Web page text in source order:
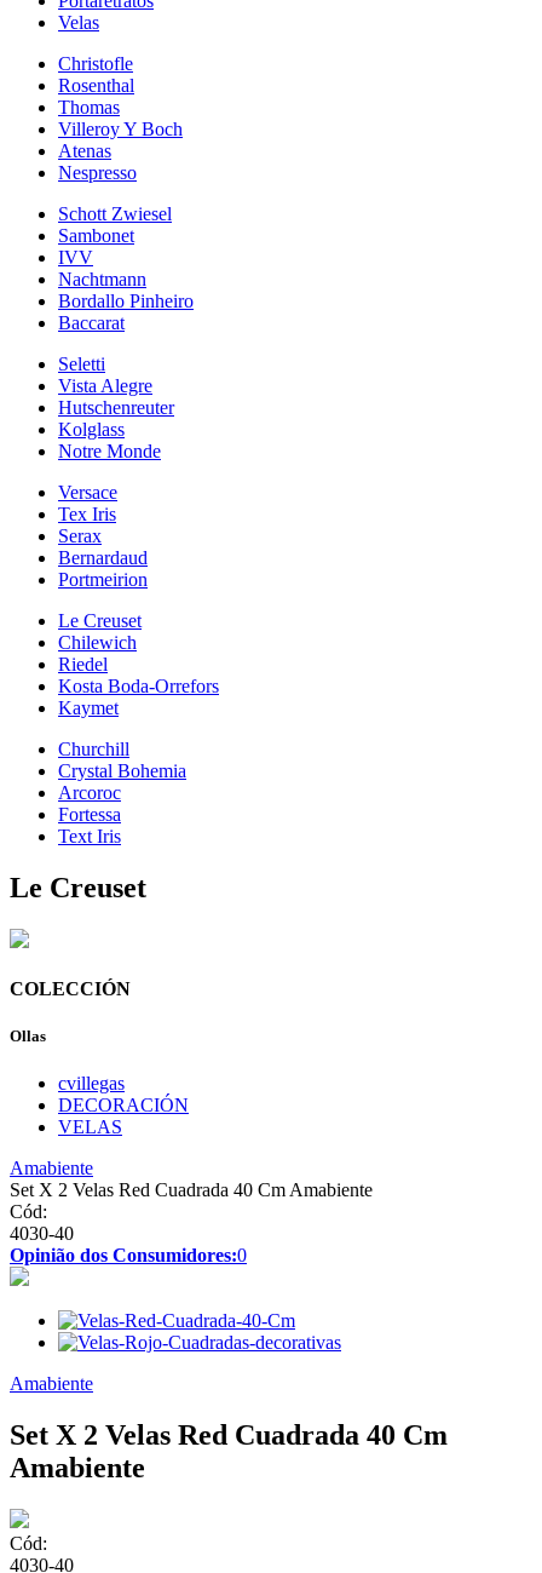
Velas
Christofle
Rosenthal
Thomas
Villeroy Y Boch
Atenas
Nespresso
Schott Zwiesel
Sambonet
IVV
Nachtmann
Bordallo Pinheiro
Baccarat
Seletti
Vista Alegre
Hutschenreuter
Kolglass
Notre Monde
Versace
Tex Iris
Serax
Bernardaud
Portmeirion
Le Creuset
Chilewich
Riedel
Kosta Boda-Orrefors
Kaymet
Churchill
Crystal Bohemia
Arcoroc
Fortessa
Text Iris
Le Creuset
COLECCIÓN
Ollas
cvillegas
DECORACIÓN
VELAS
Amabiente
Set X 2 Velas Red Cuadrada 40 Cm Amabiente
Cód:
4030-40
Opinião dos Consumidores:0
Amabiente
Set X 2 Velas Red Cuadrada 40 Cm
Amabiente
Cód:
4030-40